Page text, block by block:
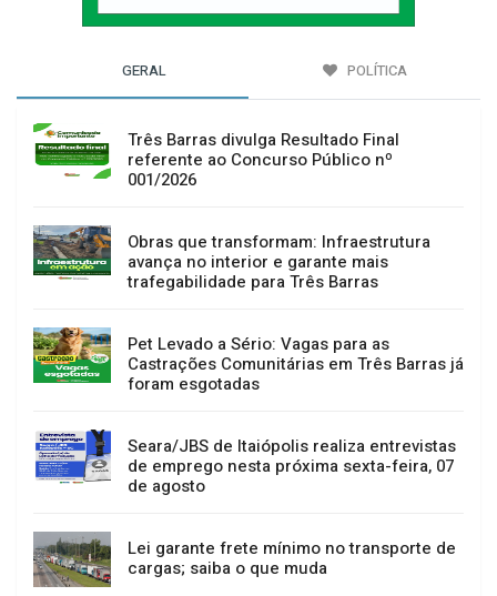
GERAL POLÍTICA
Três Barras divulga Resultado Final
referente ao Concurso Público nº
001/2026
Obras que transformam: Infraestrutura
avança no interior e garante mais
trafegabilidade para Três Barras
Pet Levado a Sério: Vagas para as
Castrações Comunitárias em Três Barras já
foram esgotadas
Seara/JBS de Itaiópolis realiza entrevistas
de emprego nesta próxima sexta-feira, 07
de agosto
Lei garante frete mínimo no transporte de
cargas; saiba o que muda